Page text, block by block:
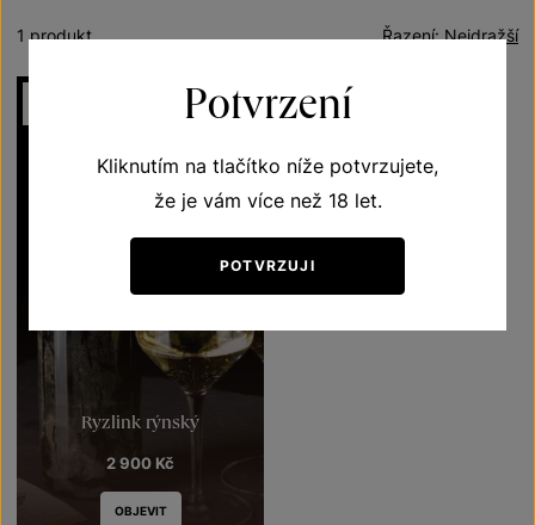
Nejdražší
Řazení:
1 produkt
Ryzlink rýnský
2 900 Kč
OBJEVIT
Potvrzení
Kliknutím na tlačítko níže potvrzujete,
že je vám více než 18 let.
POTVRZUJI